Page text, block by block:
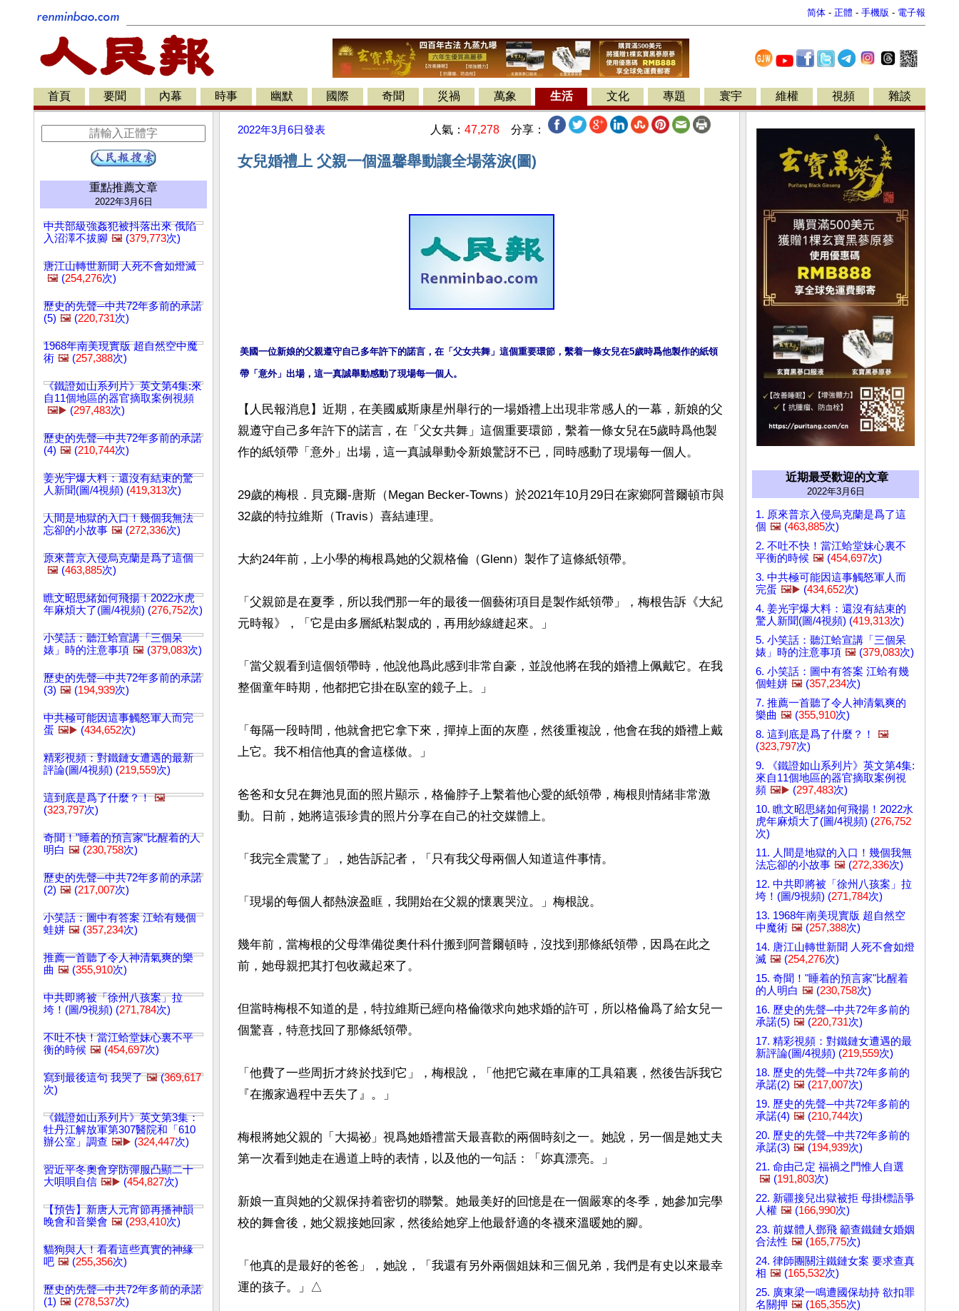
简体 - 正體 - 手機版 - 電子報
首頁 要聞 內幕 時事 幽默 國際 奇聞 災禍 萬象 生活 文化 專題 寰宇 維權 視頻 雜談
重點推薦文章
2022年3月6日
中共部級強姦犯被抖落出來 俄陷
入沼澤不拔腳 🖼️ (379,773次)
唐江山轉世新聞 人死不會如燈滅
🖼️ (254,276次)
歷史的先聲─中共72年多前的承諾
(5) 🖼️ (220,731次)
1968年南美現實版 超自然空中魔
術 🖼️ (257,388次)
《鐵證如山系列片》英文第4集:來
自11個地區的器官摘取案例視頻
🖼️▶️ (297,483次)
歷史的先聲─中共72年多前的承諾
(4) 🖼️ (210,744次)
姜光宇爆大料：還沒有結束的驚
人新聞(圖/4視頻) (419,313次)
人間是地獄的入口！幾個我無法
忘卻的小故事 🖼️ (272,336次)
原來普京入侵烏克蘭是爲了這個
🖼️ (463,885次)
瞧文昭思緒如何飛揚！2022水虎
年麻煩大了(圖/4視頻) (276,752次)
小笑話：聽江蛤宣講「三個呆
婊」時的注意事項 🖼️ (379,083次)
歷史的先聲─中共72年多前的承諾
(3) 🖼️ (194,939次)
中共極可能因這事觸怒軍人而完
蛋 🖼️▶️ (434,652次)
精彩視頻：對鐵鏈女遭遇的最新
評論(圖/4視頻) (219,559次)
這到底是爲了什麼？！ 🖼️
(323,797次)
奇聞！"睡着的預言家"比醒着的人
明白 🖼️ (230,758次)
歷史的先聲─中共72年多前的承諾
(2) 🖼️ (217,007次)
小笑話：圖中有答案 江蛤有幾個
蛙姘 🖼️ (357,234次)
推薦一首聽了令人神清氣爽的樂
曲 🖼️ (355,910次)
中共即將被「徐州八孩案」拉
垮！(圖/9視頻) (271,784次)
不吐不快！當江蛤堂妹心裏不平
衡的時候 🖼️ (454,697次)
寫到最後這句 我哭了 🖼️(369,617
次)
《鐵證如山系列片》英文第3集：
牡丹江解放軍第307醫院和「610
辦公室」調查 🖼️▶️ (324,447次)
習近平冬奧會穿防彈服凸顯二十
大唄唄自信 🖼️▶️ (454,827次)
【預告】新唐人元宵節再播神韻
晚會和音樂會 🖼️ (293,410次)
貓狗與人！看看這些真實的神緣
吧 🖼️ (255,356次)
歷史的先聲─中共72年多前的承諾
(1) 🖼️ (278,537次)
2022年3月6日發表 人氣： 47,278 分享：
女兒婚禮上 父親一個溫馨舉動讓全場落淚(圖)
美國一位新娘的父親遵守自己多年許下的諾言，在「父女共舞」這個重要環節，繫着一條女兒在5歲時爲他製作的紙領
【人民報消息】近期，在美國威斯康星州舉行的一場婚禮上出現非常感人的一幕，新娘的父
親遵守自己多年許下的諾言，在「父女共舞」這個重要環節，繫着一條女兒在5歲時爲他製
作的紙領帶「意外」出場，這一真誠舉動令新娘驚訝不已，同時感動了現場每一個人。
29歲的梅根．貝克爾-唐斯（Megan Becker-Towns）於2021年10月29日在家鄉阿普爾頓市與
32歲的特拉維斯（Travis）喜結連理。
大約24年前，上小學的梅根爲她的父親格倫（Glenn）製作了這條紙領帶。
「父親節是在夏季，所以我們那一年的最後一個藝術項目是製作紙領帶」，梅根告訴《大紀
元時報》，「它是由多層紙粘製成的，再用紗線縫起來。」
「當父親看到這個領帶時，他說他爲此感到非常自豪，並說他將在我的婚禮上佩戴它。在我
整個童年時期，他都把它掛在臥室的鏡子上。」
「每隔一段時間，他就會把它拿下來，撣掉上面的灰塵，然後重複說，他會在我的婚禮上戴
上它。我不相信他真的會這樣做。」
爸爸和女兒在舞池見面的照片顯示，格倫脖子上繫着他心愛的紙領帶，梅根則情緒非常激
動。日前，她將這張珍貴的照片分享在自己的社交媒體上。
「我完全震驚了」，她告訴記者，「只有我父母兩個人知道這件事情。
「現場的每個人都熱淚盈眶，我開始在父親的懷裏哭泣。」梅根說。
幾年前，當梅根的父母準備從奧什科什搬到阿普爾頓時，沒找到那條紙領帶，因爲在此之
前，她母親把其打包收藏起來了。
但當時梅根不知道的是，特拉維斯已經向格倫徵求向她求婚的許可，所以格倫爲了給女兒一
個驚喜，特意找回了那條紙領帶。
「他費了一些周折才終於找到它」，梅根說，「他把它藏在車庫的工具箱裏，然後告訴我它
『在搬家過程中丟失了』。」
梅根將她父親的「大揭祕」視爲她婚禮當天最喜歡的兩個時刻之一。她說，另一個是她丈夫
第一次看到她走在過道上時的表情，以及他的一句話：「妳真漂亮。」
新娘一直與她的父親保持着密切的聯繫。她最美好的回憶是在一個嚴寒的冬季，她參加完學
校的舞會後，她父親接她回家，然後給她穿上他最舒適的冬襪來溫暖她的腳。
「他真的是最好的爸爸」，她說，「我還有另外兩個姐妹和三個兄弟，我們是有史以來最幸
運的孩子。」△
近期最受歡迎的文章
2022年3月6日
1. 原來普京入侵烏克蘭是爲了這
個 🖼️ (463,885次)
2. 不吐不快！當江蛤堂妹心裏不
平衡的時候 🖼️ (454,697次)
3. 中共極可能因這事觸怒軍人而
完蛋 🖼️▶️ (434,652次)
4. 姜光宇爆大料：還沒有結束的
驚人新聞(圖/4視頻) (419,313次)
5. 小笑話：聽江蛤宣講「三個呆
婊」時的注意事項 🖼️ (379,083次)
6. 小笑話：圖中有答案 江蛤有幾
個蛙姘 🖼️ (357,234次)
7. 推薦一首聽了令人神清氣爽的
樂曲 🖼️ (355,910次)
8. 這到底是爲了什麼？！
🖼️
(323,797次)
9. 《鐵證如山系列片》英文第4集:
來自11個地區的器官摘取案例視
頻 🖼️▶️ (297,483次)
10. 瞧文昭思緒如何飛揚！2022水
虎年麻煩大了(圖/4視頻) (276,752
次)
11. 人間是地獄的入口！幾個我無
法忘卻的小故事 🖼️ (272,336次)
12. 中共即將被「徐州八孩案」拉
垮！(圖/9視頻) (271,784次)
13. 1968年南美現實版 超自然空
中魔術 🖼️ (257,388次)
14. 唐江山轉世新聞 人死不會如燈
滅 🖼️ (254,276次)
15. 奇聞！"睡着的預言家"比醒着
的人明白 🖼️ (230,758次)
16. 歷史的先聲─中共72年多前的
承諾(5) 🖼️ (220,731次)
17. 精彩視頻：對鐵鏈女遭遇的最
新評論(圖/4視頻) (219,559次)
18. 歷史的先聲─中共72年多前的
承諾(2) 🖼️ (217,007次)
19. 歷史的先聲─中共72年多前的
承諾(4) 🖼️ (210,744次)
20. 歷史的先聲─中共72年多前的
承諾(3) 🖼️ (194,939次)
21. 命由己定 福禍之門惟人自選
🖼️ (191,803次)
22. 新疆接兒出獄被拒 母掛標語爭
人權 🖼️ (166,990次)
23. 前媒體人鄧飛 籲查鐵鏈女婚姻
合法性 🖼️ (165,775次)
24. 律師團關注鐵鏈女案 要求查真
相 🖼️ (165,532次)
25. 廣東梁一鳴遭國保劫持 欲扣罪
名關押 🖼️ (165,355次)